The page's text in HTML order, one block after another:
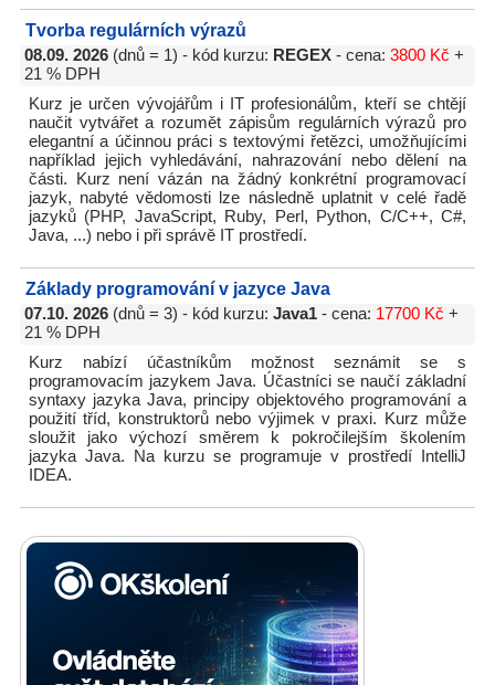
Tvorba regulárních výrazů
08.09. 2026 (dnů = 1) - kód kurzu: REGEX - cena: 3800 Kč +
21 % DPH
Kurz je určen vývojářům i IT profesionálům, kteří se chtějí
naučit vytvářet a rozumět zápisům regulárních výrazů pro
elegantní a účinnou práci s textovými řetězci, umožňujícími
například jejich vyhledávání, nahrazování nebo dělení na
části. Kurz není vázán na žádný konkrétní programovací
jazyk, nabyté vědomosti lze následně uplatnit v celé řadě
jazyků (PHP, JavaScript, Ruby, Perl, Python, C/C++, C#,
Java, ...) nebo i při správě IT prostředí.
Základy programování v jazyce Java
07.10. 2026 (dnů = 3) - kód kurzu: Java1 - cena: 17700 Kč +
21 % DPH
Kurz nabízí účastníkům možnost seznámit se s
programovacím jazykem Java. Účastníci se naučí základní
syntaxy jazyka Java, principy objektového programování a
použití tříd, konstruktorů nebo výjimek v praxi. Kurz může
sloužit jako výchozí směrem k pokročilejším školením
jazyka Java. Na kurzu se programuje v prostředí IntelliJ
IDEA.